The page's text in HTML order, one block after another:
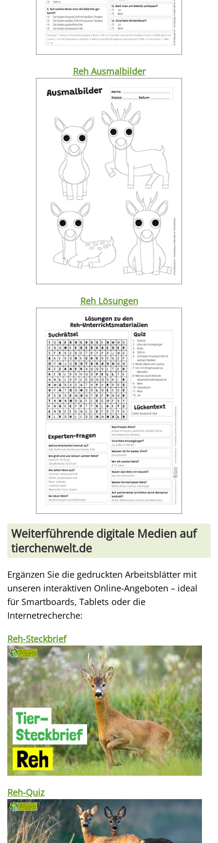
Reh Ausmalbilder
Reh Lösungen
Weiterführende digitale Medien auf
tierchenwelt.de
Ergänzen Sie die gedruckten Arbeitsblätter mit
unseren interaktiven Online-Angeboten – ideal
für Smartboards, Tablets oder die
Internetrecherche:
Reh-Steckbrief
Reh-Quiz